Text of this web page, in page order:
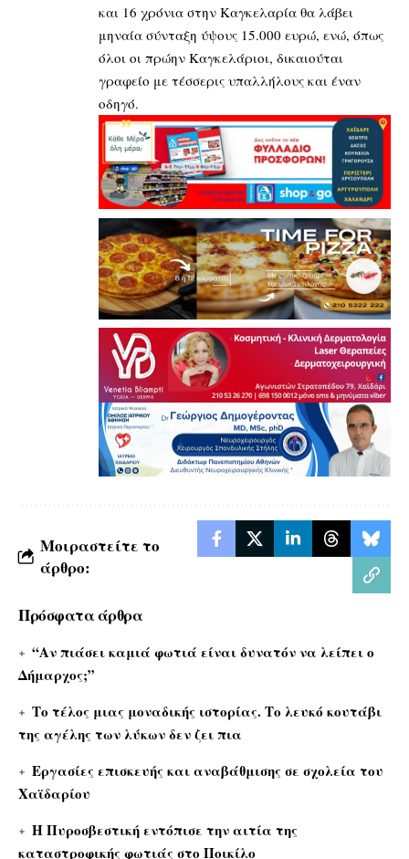
και 16 χρόνια στην Καγκελαρία θα λάβει
μηναία σύνταξη ύψους 15.000 ευρώ, ενώ, όπως
όλοι οι πρώην Καγκελάριοι, δικαιούται
γραφείο με τέσσερις υπαλλήλους και έναν
οδηγό.
Μοιραστείτε το
άρθρο:
Πρόσφατα άρθρα
“Αν πιάσει καμιά φωτιά είναι δυνατόν να λείπει ο
Δήμαρχος;”
Το τέλος μιας μοναδικής ιστορίας. Το λευκό κουτάβι
της αγέλης των λύκων δεν ζει πια
Εργασίες επισκευής και αναβάθμισης σε σχολεία του
Χαϊδαρίου
Η Πυροσβεστική εντόπισε την αιτία της
καταστροφικής φωτιάς στο Ποικίλο